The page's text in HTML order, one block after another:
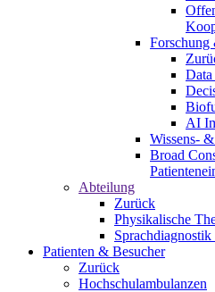
AI
Wissens-
Broad
Abteilung
Zurück
Physikalische
Patienten & Besucher
Zurück
Hochschulambulanzen